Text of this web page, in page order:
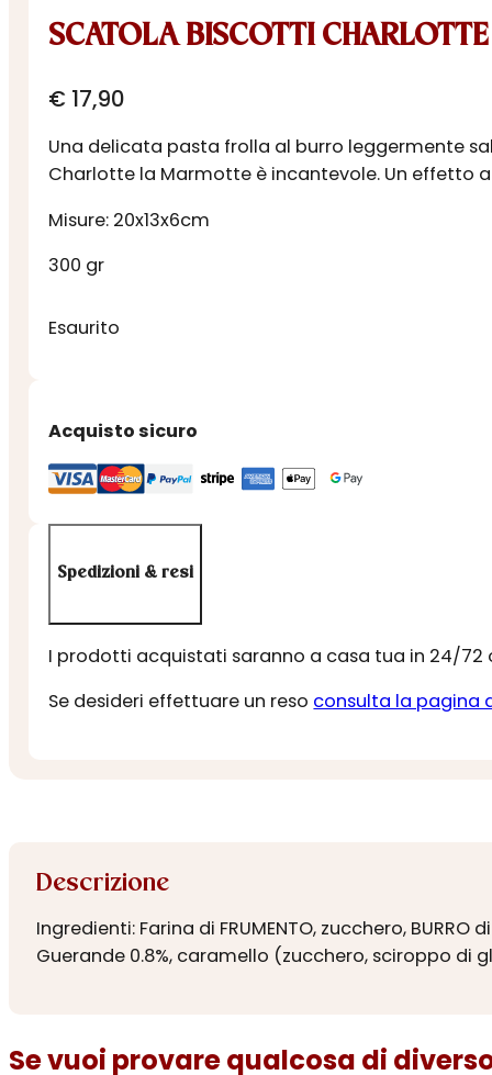
SCATOLA BISCOTTI
€ 17,90
Una delicata pasta frolla al burro leggermente
Charlotte la Marmotte è incantevole. Un effetto
Misure: 20x13x6cm
300 gr
Esaurito
Acquisto sicuro
Spedizioni & resi
I prodotti acquistati saranno a casa tua in 24/72
Se desideri effettuare un reso consulta la pagina
Descrizione
Ingredienti: Farina di FRUMENTO, zucchero,
Guerande 0.8%, caramello (zucchero, sciroppo di
Se vuoi provare qualcosa di